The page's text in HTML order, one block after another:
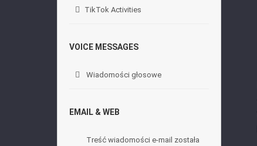
TikTok Activities
VOICE MESSAGES
Wiadomości głosowe
EMAIL & WEB
Treść wiadomości e-mail została